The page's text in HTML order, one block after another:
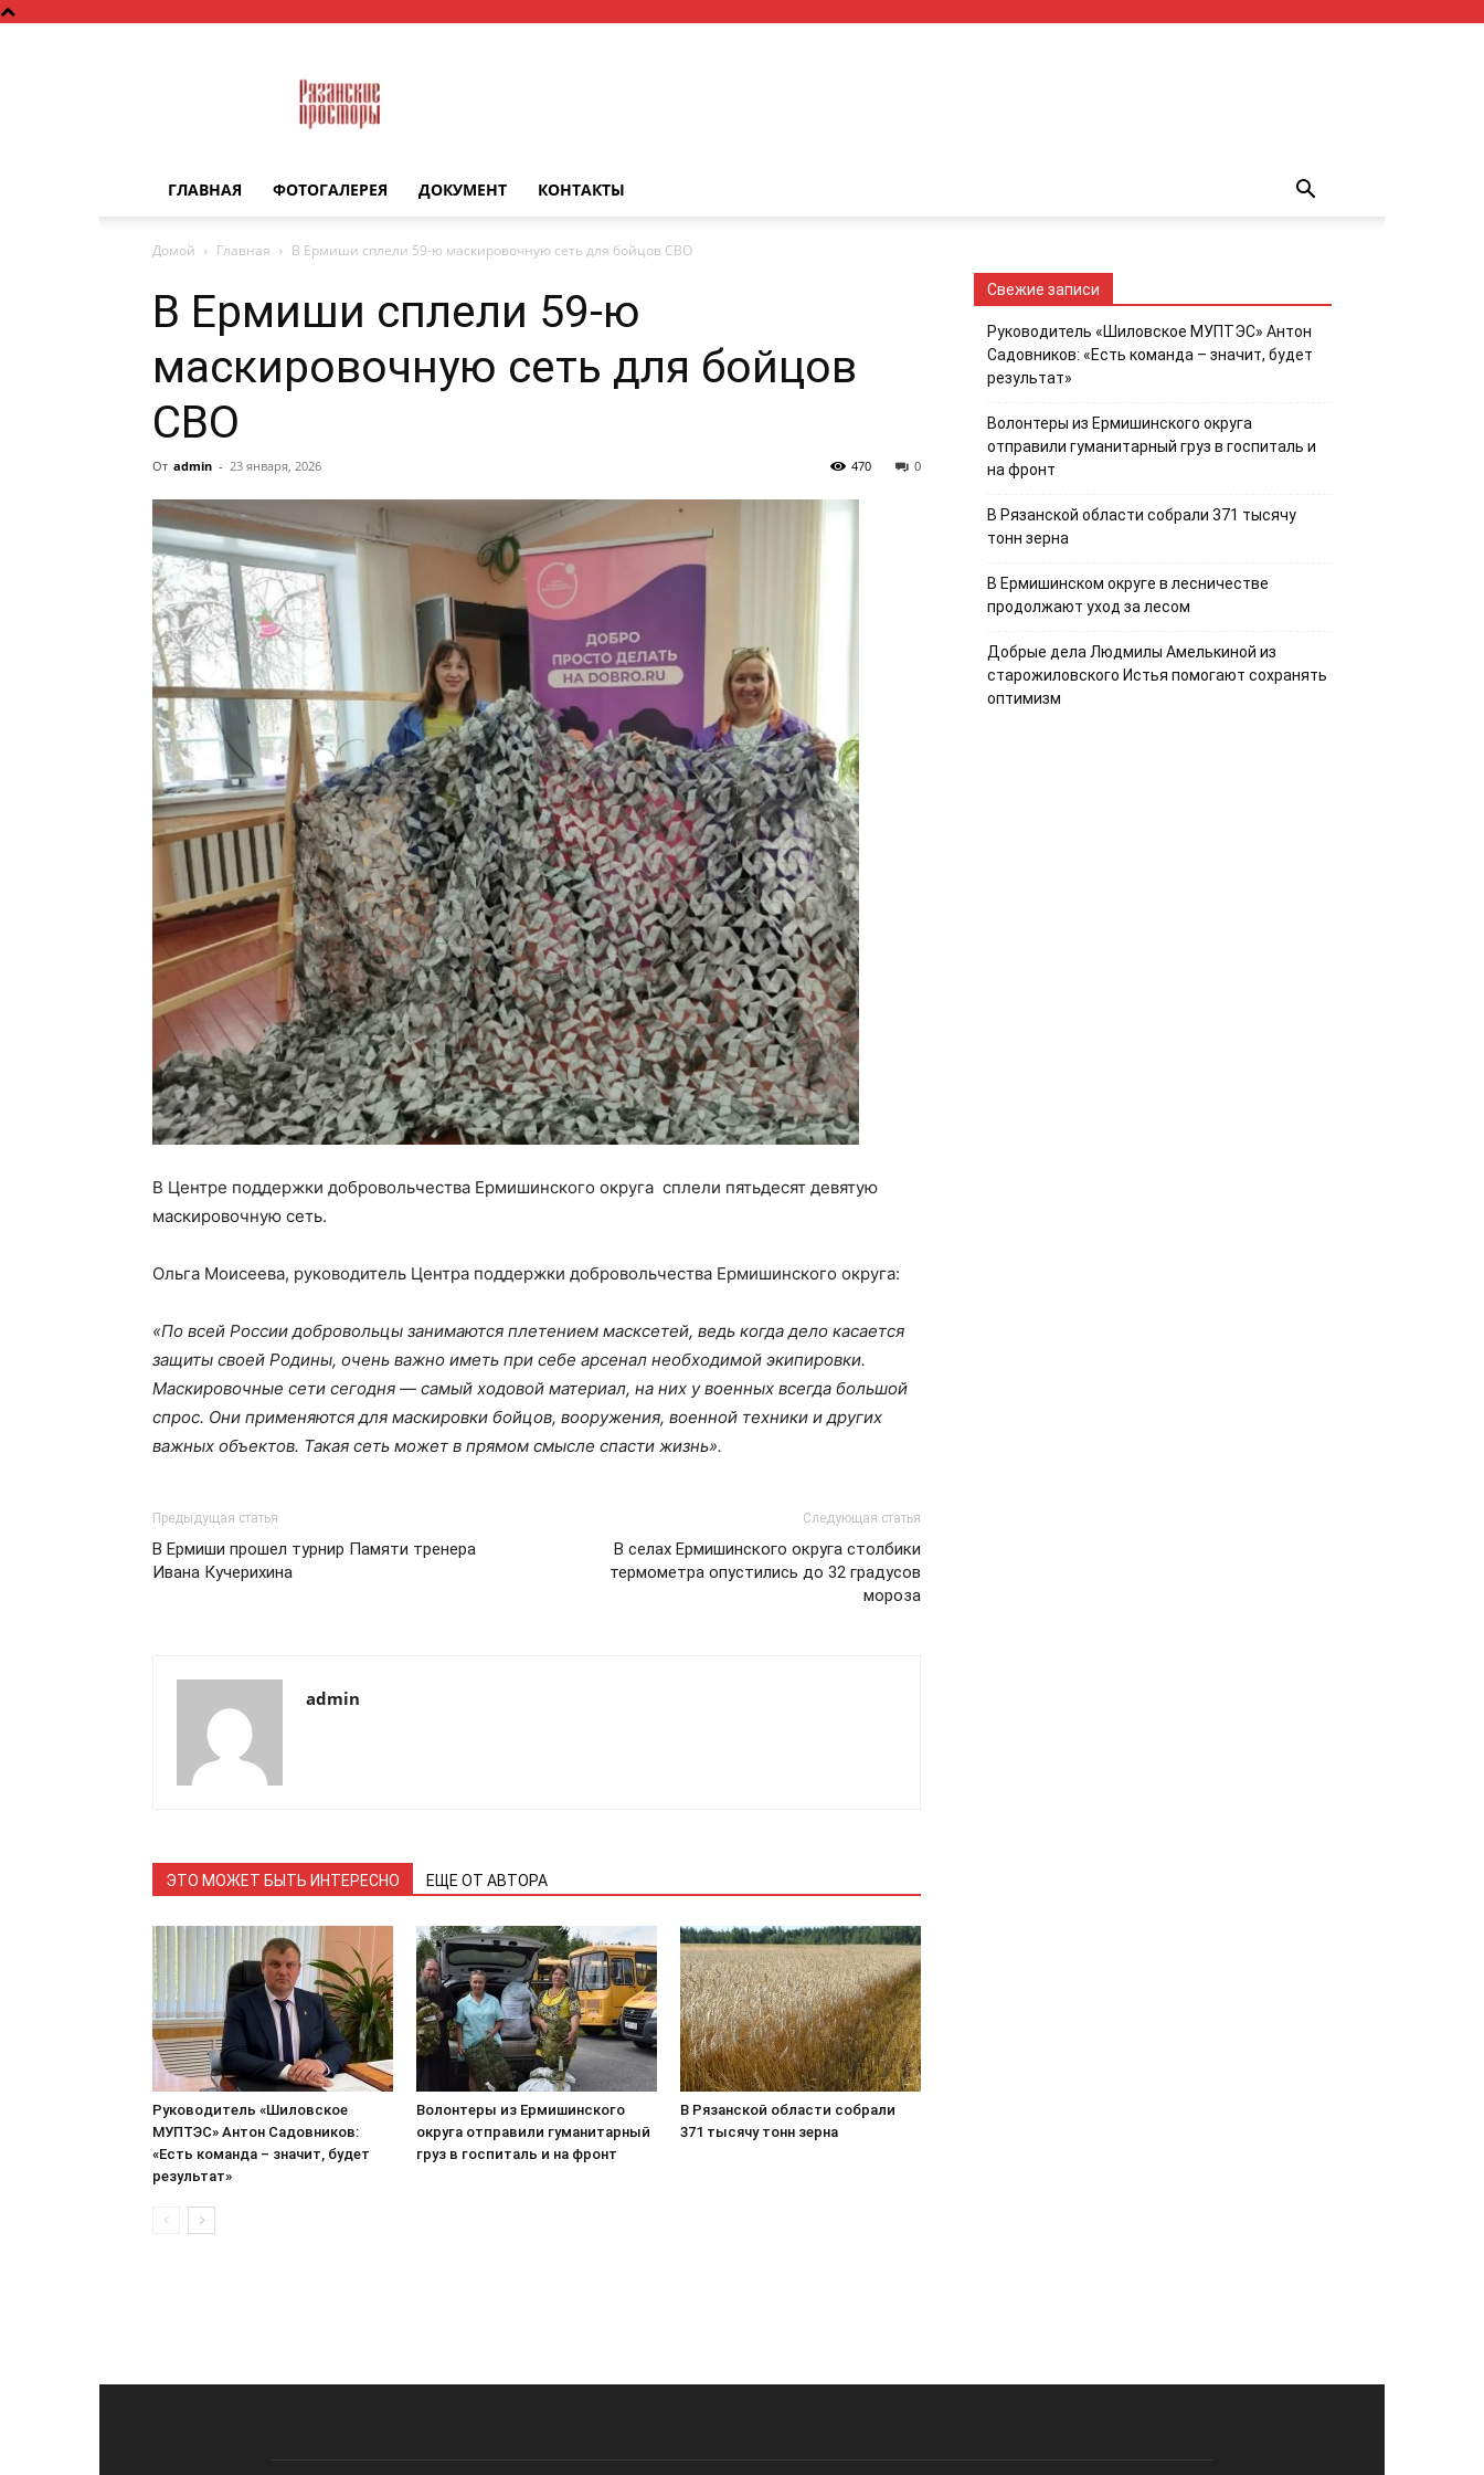
просторы
ГЛАВНАЯ ФОТОГАЛЕРЕЯ ДОКУМЕНТ КОНТАКТЫ
Домой Главная В Ермиши сплели 59-ю маскировочную сеть для бойцов СВО
В Ермиши сплели 59-ю
маскировочную сеть для бойцов
СВО
От admin - 23 января, 2026 0
470
В Центре поддержки добровольчества Ермишинского округа сплели пятьдесят девятую
маскировочную сеть.
Ольга Моисеева, руководитель Центра поддержки добровольчества Ермишинского округа:
«По всей России добровольцы занимаются плетением масксетей, ведь когда дело касается
защиты своей Родины, очень важно иметь при себе арсенал необходимой экипировки.
Маскировочные сети сегодня — самый ходовой материал, на них у военных всегда большой
спрос. Они применяются для маскировки бойцов, вооружения, военной техники и других
важных объектов. Такая сеть может в прямом смысле спасти жизнь».
Предыдущая статья
В Ермиши прошел турнир Памяти тренера
Ивана Кучерихина
Следующая статья
В селах Ермишинского округа столбики
термометра опустились до 32 градусов
мороза
admin
ЭТО МОЖЕТ БЫТЬ ИНТЕРЕСНО ЕЩЕ ОТ АВТОРА
Руководитель «Шиловское
МУПТЭС» Антон Садовников:
«Есть команда – значит, будет
результат»
Волонтеры из Ермишинского
округа отправили гуманитарный
груз в госпиталь и на фронт
В Рязанской области собрали
371 тысячу тонн зерна
Свежие записи
Руководитель «Шиловское МУПТЭС» Антон
Садовников: «Есть команда – значит, будет
результат»
Волонтеры из Ермишинского округа
отправили гуманитарный груз в госпиталь и
на фронт
В Рязанской области собрали 371 тысячу
тонн зерна
В Ермишинском округе в лесничестве
продолжают уход за лесом
Добрые дела Людмилы Амелькиной из
старожиловского Истья помогают сохранять
оптимизм